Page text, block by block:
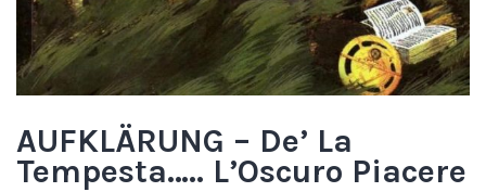
AUFKLÄRUNG – De’ La
Tempesta….. L’Oscuro Piacere